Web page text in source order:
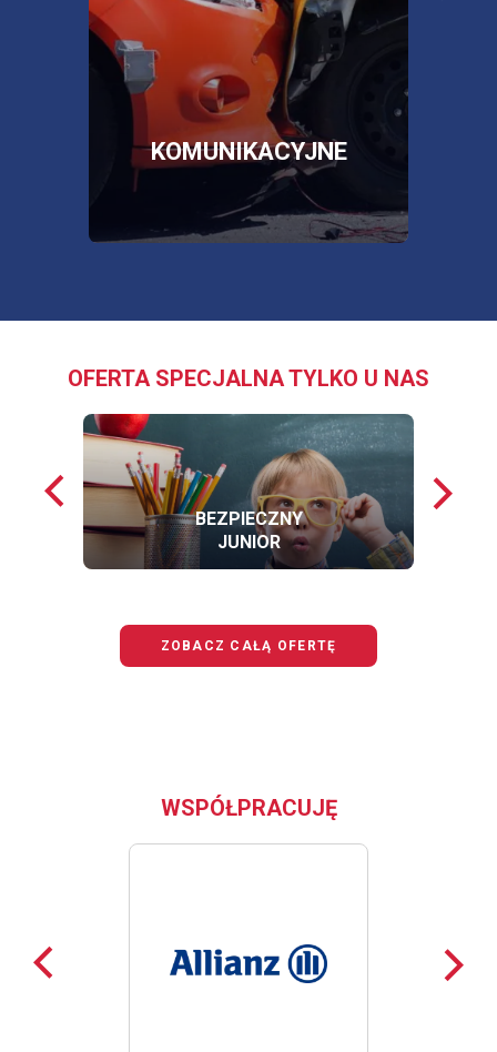
KOMUNIKACYJNE
SKLEP
OTWORZY
SIĘ
W
NOWEJ
KARCIE
OFERTA SPECJALNA TYLKO U NAS
Poprzednie
loga
BEZPIECZNY
JUNIOR
loga
ZOBACZ CAŁĄ OFERTĘ
WSPÓŁPRACUJĘ
Poprzednie
loga
loga